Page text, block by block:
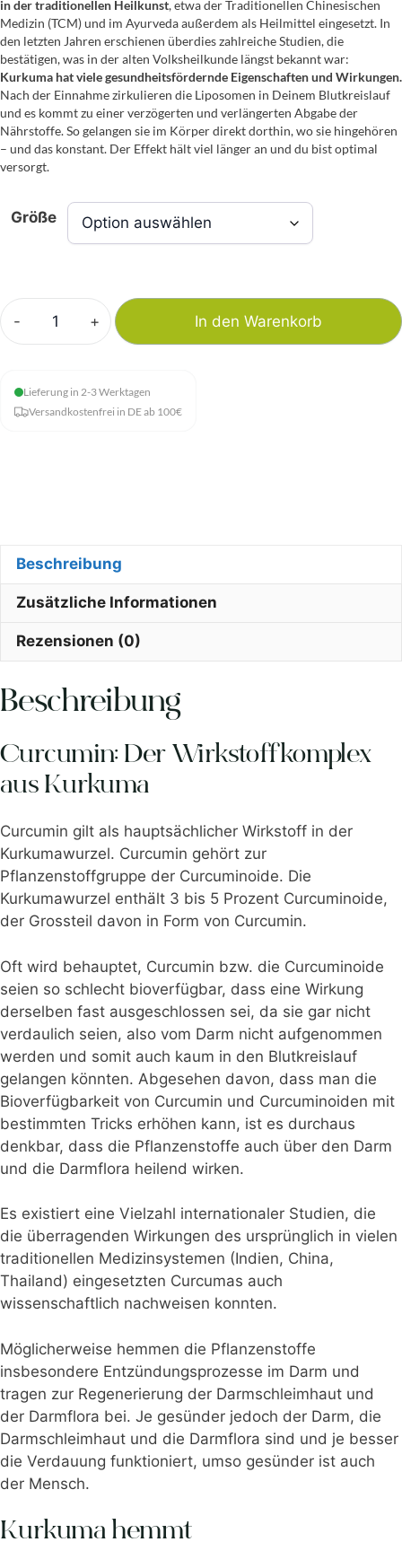
in der traditionellen Heilkunst, etwa der Traditionellen Chinesischen
Medizin (TCM) und im Ayurveda außerdem als Heilmittel eingesetzt. In
den letzten Jahren erschienen überdies zahlreiche Studien, die
bestätigen, was in der alten Volksheilkunde längst bekannt war:
Kurkuma hat viele gesundheitsfördernde Eigenschaften und Wirkungen.
Nach der Einnahme zirkulieren die Liposomen in Deinem Blutkreislauf
und es kommt zu einer verzögerten und verlängerten Abgabe der
Nährstoffe. So gelangen sie im Körper direkt dorthin, wo sie hingehören
– und das konstant. Der Effekt hält viel länger an und du bist optimal
versorgt.
Größe
-
Liposomales
+ In den Warenkorb
Lieferung in 2-3 Werktagen
Versandkostenfrei in DE ab 100€
Beschreibung
Zusätzliche Informationen
Rezensionen (0)
Beschreibung
Curcumin: Der Wirkstoffkomplex
aus Kurkuma
Curcumin gilt als hauptsächlicher Wirkstoff in der
Kurkumawurzel. Curcumin gehört zur
Pflanzenstoffgruppe der Curcuminoide. Die
Kurkumawurzel enthält 3 bis 5 Prozent Curcuminoide,
der Grossteil davon in Form von Curcumin.
Oft wird behauptet, Curcumin bzw. die Curcuminoide
seien so schlecht bioverfügbar, dass eine Wirkung
derselben fast ausgeschlossen sei, da sie gar nicht
verdaulich seien, also vom Darm nicht aufgenommen
werden und somit auch kaum in den Blutkreislauf
gelangen könnten. Abgesehen davon, dass man die
Bioverfügbarkeit von Curcumin und Curcuminoiden mit
bestimmten Tricks erhöhen kann, ist es durchaus
denkbar, dass die Pflanzenstoffe auch über den Darm
und die Darmflora heilend wirken.
Es existiert eine Vielzahl internationaler Studien, die
die überragenden Wirkungen des ursprünglich in vielen
traditionellen Medizinsystemen (Indien, China,
Thailand) eingesetzten Curcumas auch
wissenschaftlich nachweisen konnten.
Möglicherweise hemmen die Pflanzenstoffe
insbesondere Entzündungsprozesse im Darm und
tragen zur Regenerierung der Darmschleimhaut und
der Darmflora bei. Je gesünder jedoch der Darm, die
Darmschleimhaut und die Darmflora sind und je besser
die Verdauung funktioniert, umso gesünder ist auch
der Mensch.
Kurkuma hemmt